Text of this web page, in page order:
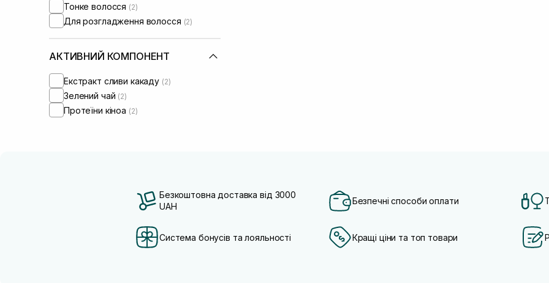
Тонке волосся (2)
Для розгладження волосся (2)
АКТИВНИЙ КОМПОНЕНТ
Екстракт сливи какаду (2)
Зелений чай (2)
Протеїни кіноа (2)
Безкоштовна доставка від 3000
UAH
Безпечні способи оплати
Система бонусів та лояльності Кращі ціни та топ товари